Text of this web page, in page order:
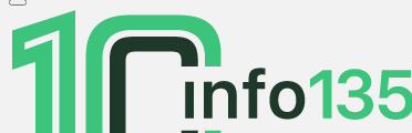
Primary
Menu